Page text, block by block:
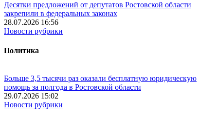
Десятки предложений от депутатов Ростовской области
закрепили в федеральных законах
28.07.2026 16:56
Новости рубрики
Политика
Больше 3,5 тысячи раз оказали бесплатную юридическую
помощь за полгода в Ростовской области
29.07.2026 15:02
Новости рубрики